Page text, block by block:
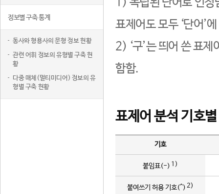
정보별 구축 통계
동사와 형용사의 문형 정보 현황
관련 어휘 정보의 유형별 구축 현
황
다중 매체(멀티미디어) 정보의 유
형별 구축 현황
1) 독립된 단어로 인정
표제어도 모두 ‘단어’
2) ‘구’는 띄어 쓴 표
함함.
표제어 분석 기호
기호
붙임표(-) 1)
붙여쓰기 허용 기호(^) 2)